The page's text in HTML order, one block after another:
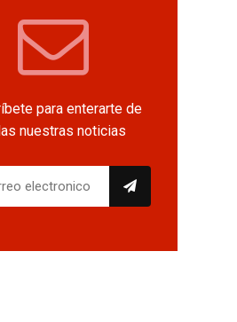
para enterarte de
nuestras noticias